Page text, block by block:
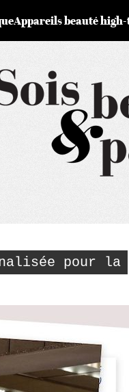
Appareils beauté
pour la